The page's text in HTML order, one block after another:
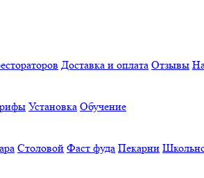
Доставка и оплата Отзывы
Установка Обучение
Столовой Фаст фуда Пекарни